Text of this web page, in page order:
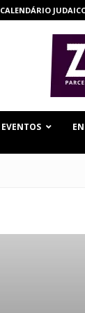
CALENDÁRIO
EVENTOS